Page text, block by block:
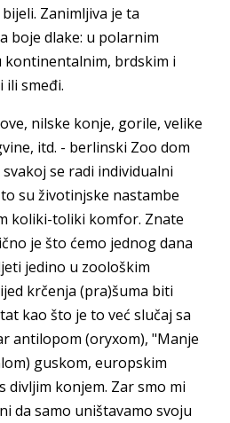
Zanimljiva je ta
boje dlake: u polarnim
kontinentalnim, brdskim i
ili smeđi.
nilske konje, gorile, velike
itd. - berlinski Zoo dom
se radi individualni
su životinjske nastambe
koliki-toliki komfor. Znate
je što ćemo jednog dana
jedino u zoološkim
krčenja (pra)šuma biti
kao što je to već slučaj sa
antilopom (oryxom), "Manje
guskom, europskim
divljim konjem. Zar smo mi
da samo uništavamo svoju